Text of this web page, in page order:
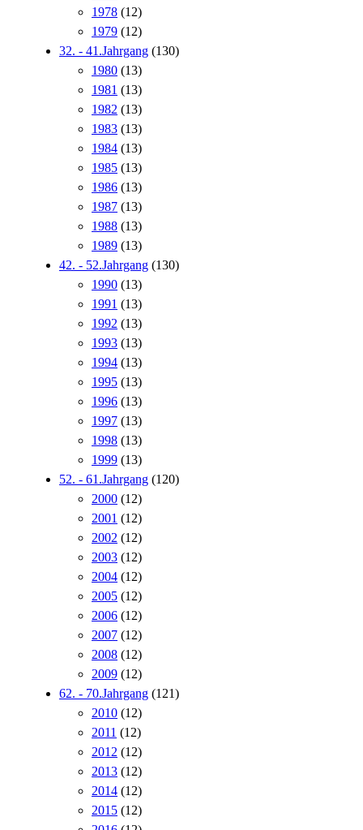
1978 (12)
1979 (12)
32. - 41.Jahrgang (130)
1980 (13)
1981 (13)
1982 (13)
1983 (13)
1984 (13)
1985 (13)
1986 (13)
1987 (13)
1988 (13)
1989 (13)
42. - 52.Jahrgang (130)
1990 (13)
1991 (13)
1992 (13)
1993 (13)
1994 (13)
1995 (13)
1996 (13)
1997 (13)
1998 (13)
1999 (13)
52. - 61.Jahrgang (120)
2000 (12)
2001 (12)
2002 (12)
2003 (12)
2004 (12)
2005 (12)
2006 (12)
2007 (12)
2008 (12)
2009 (12)
62. - 70.Jahrgang (121)
2010 (12)
2011 (12)
2012 (12)
2013 (12)
2014 (12)
2015 (12)